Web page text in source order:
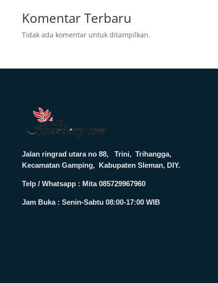
Komentar Terbaru
Tidak ada komentar untuk ditampilkan.
Jalan ringrad utara no 88, Trini, Trihangga,
Kecamatan Gamping, Kabupaten Sleman, DIY.
Telp / Whatsapp : Mita 085729967960
Jam Buka : Senin-Sabtu 08:00-17:00 WIB